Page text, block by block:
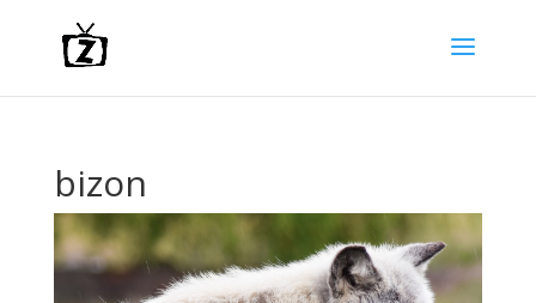
bizon